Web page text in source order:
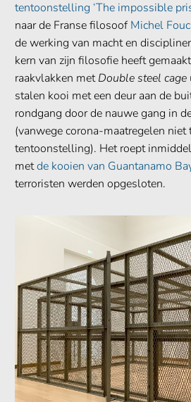
tentoonstelling ‘The impossible
naar de Franse filosoof Michel
de werking van macht en
kern van zijn filosofie heeft
raakvlakken metDouble steel cage
stalen kooi met een deur aan de
rondgang door de nauwe gang in
(vanwege corona-maatregelen niet
tentoonstelling). Het roept
metde kooien van Guantanamo
terroristen werden opgesloten.